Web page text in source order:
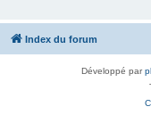
Index du forum
Développé par